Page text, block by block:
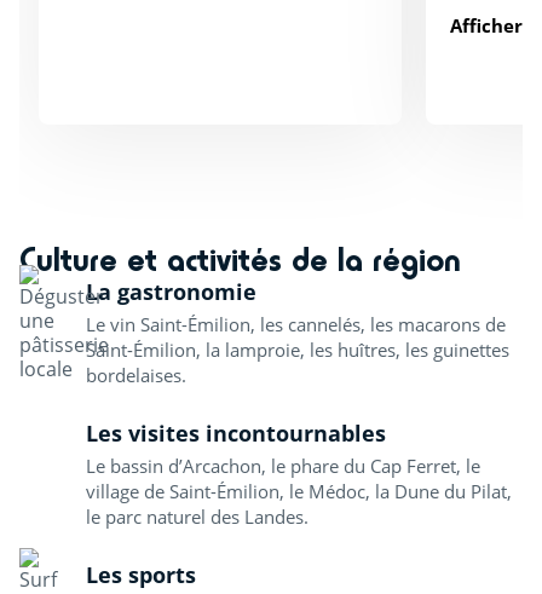
Afficher
Culture et activités de la région
La gastronomie
Le vin Saint-Émilion, les cannelés, les macarons de
Saint-Émilion, la lamproie, les huîtres, les guinettes
bordelaises.
Les visites incontournables
Le bassin d’Arcachon, le phare du Cap Ferret, le
village de Saint-Émilion, le Médoc, la Dune du Pilat,
le parc naturel des Landes.
Les sports